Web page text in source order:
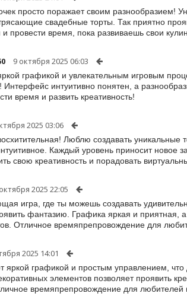
просто поражает своим разнообразием!
свадебные торты. Так приятно
и провести время, пока развиваешь свои
9 октября 2025 06:03
графикой и увлекательным игровым
Интерфейс интуитивно понятен, а
время и развить креативность!
2025 03:06
Люблю создавать
Каждый уровень приносит новое
свою креативность и порадовать
2025 22:05
игра, где ты можешь создавать
фантазию. Графика яркая и приятная,
Отличное времяпрепровождение для
2025 14:01
яркой графикой и простым управлением,
элементов позволяет проявить
времяпрепровождение для любителей